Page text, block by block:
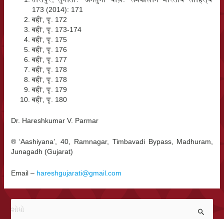
173 (2014): 171
वही, पृ. 172
वही, पृ. 173-174
वही, पृ. 175
वही, पृ. 176
वही, पृ. 177
वही, पृ. 178
वही, पृ. 178
वही, पृ. 179
वही, पृ. 180
Dr. Hareshkumar V. Parmar
® ‘Aashiyana’, 40, Ramnagar, Timbavadi Bypass, Madhuram,
Junagadh (Gujarat)
Email – hareshgujarati@gmail.com